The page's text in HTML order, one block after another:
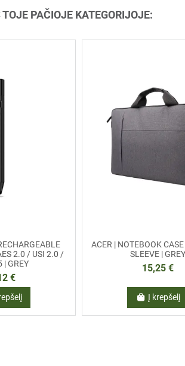
PAČIOJE KATEGORIJOJE:
2.0 / USI 2.0 /
| GREY
€
ACER | NOTEBOOK
SLEEVE | GREY
15,25 €
Į krepšelį